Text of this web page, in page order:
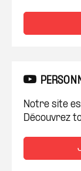
Notre site
Découvrez